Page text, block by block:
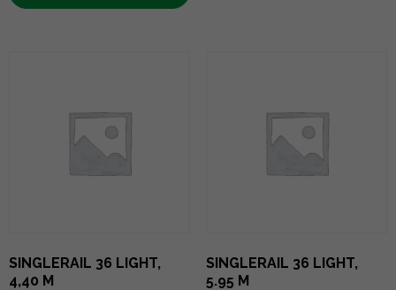
SINGLERAIL 36 LIGHT,
4,40 M
SINGLERAIL 36 LIGHT,
5.95 M